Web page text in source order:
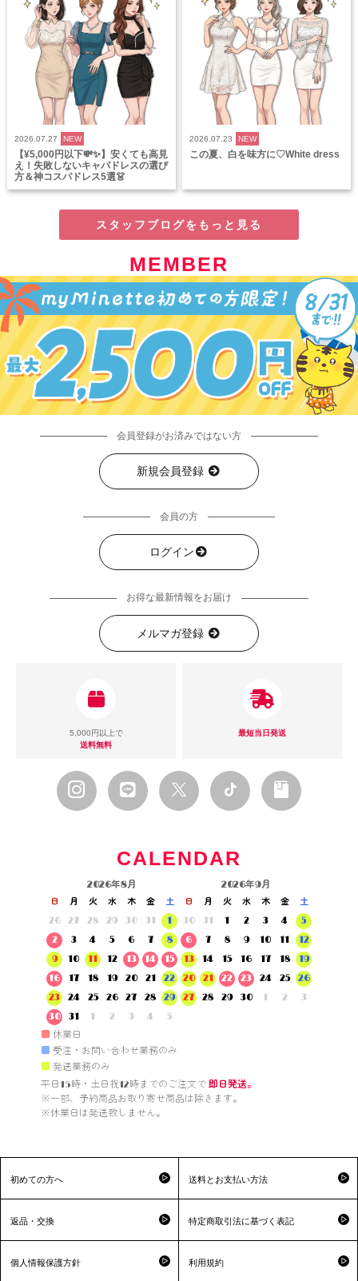
2026.07.27 NEW
【¥5,000円以下💸✨】安くても高見
え！失敗しないキャバドレスの選び
方＆神コスパドレス5選👗
2026.07.23 NEW
この夏、白を味方に♡White dress
スタッフブログをもっと見る
MEMBER
会員登録がお済みではない方
新規会員登録
会員の方
ログイン
お得な最新情報をお届け
メルマガ登録
5,000円以上で
送料無料
最短当日発送
CALENDAR
2026年8月
日 月 火 水 木 金
土
26
27 28 29 30 31
1
2
3 4 5 6 7
8
9
10 11 12 13 14
15
16
17 18 19 20 21
22
23
24 25 26 27 28
29
30
31 1 2 3 4 5
2026年9月
日 月 火 水 木 金
土
30
31 1 2 3 4
5
6
7 8 9 10 11
12
13
14 15 16 17 18
19
20
21 22 23 24 25
26
27
28 29 30 1 2 3
■ 休業日
■ 受注・お問い合わせ業務のみ
■ 発送業務のみ
平日15時・土日祝12時までのご注文で 即日発送。
※一部、予約商品お取り寄せ商品は除きます。
※休業日は発送致しません。
初めての方へ 送料とお支払い方法
返品・交換 特定商取引法に基づく表記
個人情報保護方針 利用規約